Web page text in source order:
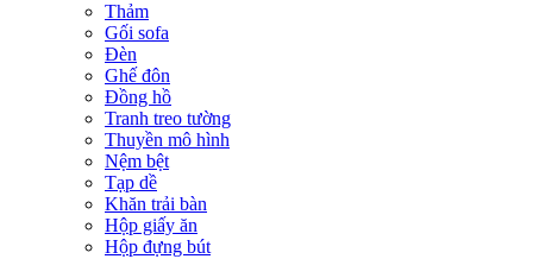
Thảm
Gối sofa
Đèn
Ghế đôn
Đồng hồ
Tranh treo tường
Thuyền mô hình
Nệm bệt
Tạp dề
Khăn trải bàn
Hộp giấy ăn
Hộp đựng bút